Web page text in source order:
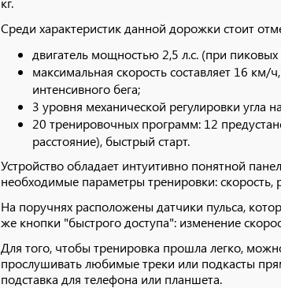
Среди характеристик данной дорожки стоит
двигатель мощностью 2,5 л.с. (при пиковых
максимальная скорость составляет 16 км/
интенсивного бега;
3 уровня механической регулировки угла
20 тренировочных программ: 12
расстояние), быстрый старт.
Устройство обладает интуитивно понятной
необходимые параметры тренировки: скорость,
На поручнях расположены датчики пульса,
же кнопки "быстрого доступа": изменение
Для того, чтобы тренировка прошла легко,
прослушивать любимые треки или подкасты
подставка для телефона или планшета.